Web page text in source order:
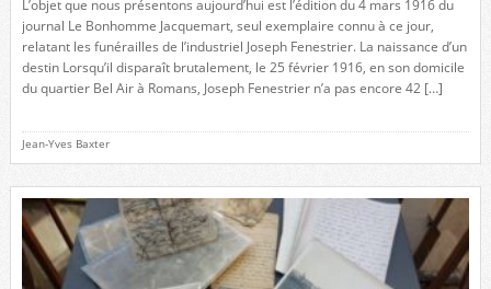
L’objet que nous présentons aujourd’hui est l’édition du 4 mars 1916 du
journal Le Bonhomme Jacquemart, seul exemplaire connu à ce jour,
relatant les funérailles de l’industriel Joseph Fenestrier. La naissance d’un
destin Lorsqu’il disparaît brutalement, le 25 février 1916, en son domicile
du quartier Bel Air à Romans, Joseph Fenestrier n’a pas encore 42 […]
Jean-Yves Baxter